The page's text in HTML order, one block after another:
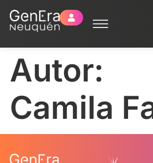
Autor:
Camila